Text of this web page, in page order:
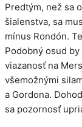
Predtým, než sa
šialenstva, sa
mínus Rondón.
Podobný osud
viazanosť na
všemožnými
a Gordona.
sa pozornosť